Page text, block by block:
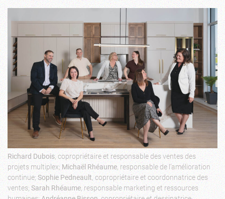
Richard Dubois, copropriétaire et responsable des ventes des
projets multiplex;Michaël Rhéaume, responsable de l’amélioration
continue;Sophie Pedneault , copropriétaire et coordonnatrice des
ventes;Sarah Rhéaume, responsable marketing et ressources